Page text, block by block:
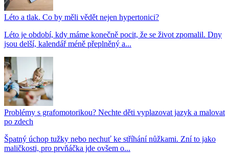
Léto a tlak. Co by měli vědět nejen hypertonici?
Léto je období, kdy máme konečně pocit, že se život zpomalil. Dny
jsou delší, kalendář méně přeplněný a...
Problémy s grafomotorikou? Nechte děti vyplazovat jazyk a malovat
po zdech
Špatný úchop tužky nebo nechuť ke stříhání nůžkami. Zní to jako
maličkosti, pro prvňáčka jde ovšem o...